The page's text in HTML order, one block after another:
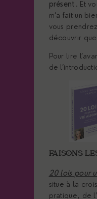
présent . Et
m’a fait un
vous
découvrir
Pour lire
de
FAISONS
20 lois pour
situe à la
pratique, de